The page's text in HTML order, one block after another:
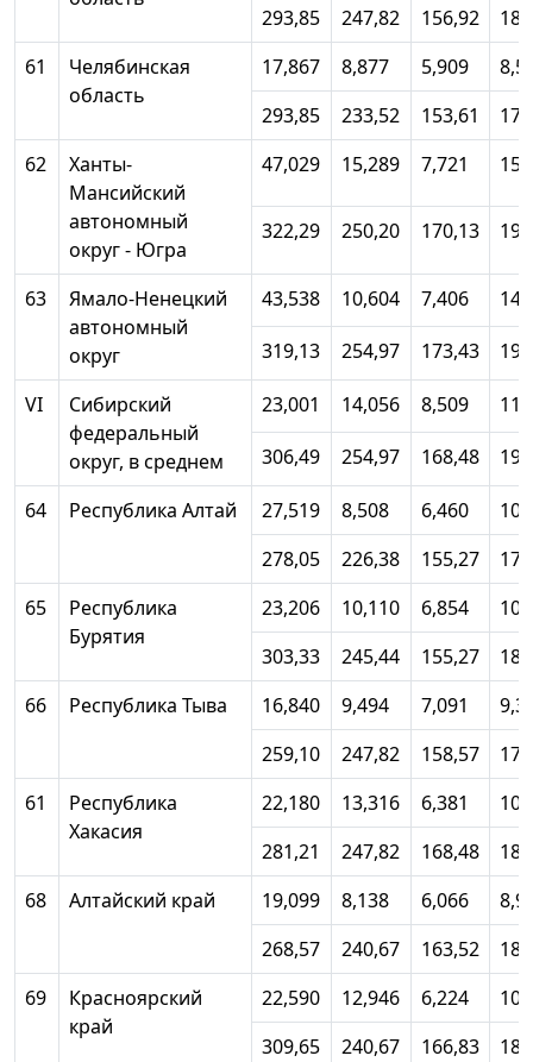
293,85
247,82 156,92
61
Челябинская
область
17,867 8,877 5,909
293,85
233,52 153,61
62
Ханты-
Мансийский
автономный
округ - Югра
47,029 15,289 7,721
322,29 250,20 170,13
63
Ямало-Ненецкий
автономный
округ
43,538 10,604 7,406
319,13
254,97 173,43
VI
Сибирский
федеральный
округ, в среднем
23,001 14,056 8,509
306,49
254,97 168,48
64 Республика Алтай 27,519 8,508 6,460
278,05
226,38 155,27
65
Республика
Бурятия
23,206 10,110 6,854
303,33
245,44 155,27
66
Республика Тыва 16,840 9,494 7,091
259,10
247,82 158,57
61
Республика
Хакасия
22,180 13,316 6,381
281,21
247,82 168,48
68
Алтайский край 19,099 8,138 6,066
268,57
240,67 163,52
69
Красноярский
край
22,590 12,946 6,224
309,65
240,67 166,83